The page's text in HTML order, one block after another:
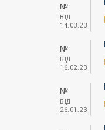
№
ВІД
14.03.23
№
ВІД
16.02.23
№
ВІД
26.01.23